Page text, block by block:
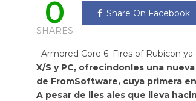
0
SHARES
Share On Facebook
Armored Core 6: Fires of Rubicon ya
X/S y PC, ofrecindonles una
de FromSoftware, cuya primera
A pesar de lles ales que lleva